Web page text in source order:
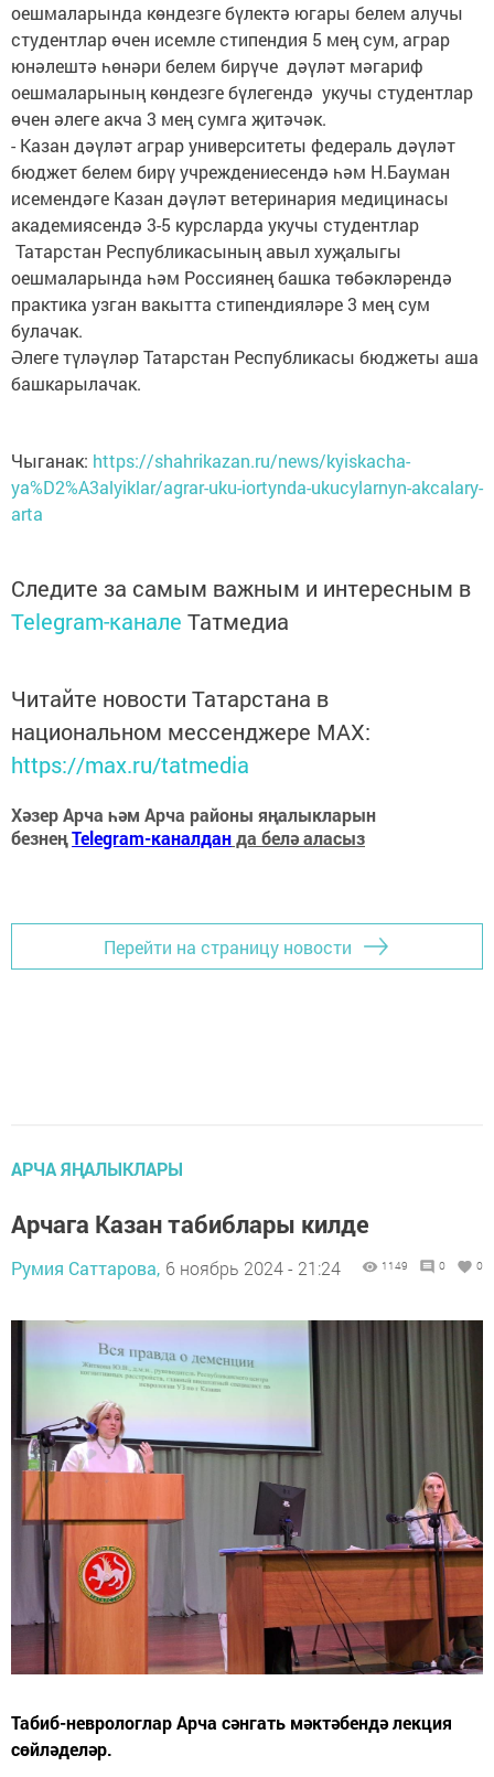
оешмаларында көндезге бүлектә югары белем алучы
студентлар өчен исемле стипендия 5 мең сум, аграр
юнәлештә һөнәри белем бирүче дәүләт мәгариф
оешмаларының көндезге бүлегендә укучы студентлар
өчен әлеге акча 3 мең сумга җитәчәк.
- Казан дәүләт аграр университеты федераль дәүләт
бюджет белем бирү учреждениесендә һәм Н.Бауман
исемендәге Казан дәүләт ветеринария медицинасы
академиясендә 3-5 курсларда укучы студентлар
Татарстан Республикасының авыл хуҗалыгы
оешмаларында һәм Россиянең башка төбәкләрендә
практика узган вакытта стипендияләре 3 мең сум
булачак.
Әлеге түләүләр Татарстан Республикасы бюджеты аша
башкарылачак.
Чыганак: https://shahrikazan.ru/news/kyiskacha-
ya%D2%A3alyiklar/agrar-uku-iortynda-ukucylarnyn-akcalary-
arta
Следите за самым важным и интересным в
Telegram-канале Татмедиа
Читайте новости Татарстана в
национальном мессенджере MАХ:
https://max.ru/tatmedia
Хәзер Арча һәм Арча районы яңалыкларын
безнеңTelegram-каналданда белә аласыз
Перейти на страницу новости
АРЧА ЯҢАЛЫКЛАРЫ
Арчага Казан табиблары килде
Румия Саттарова, 6 ноябрь 2024 - 21:24 1149 0 0
Табиб-неврологлар Арча сәнгать мәктәбендә лекция
сөйләделәр.